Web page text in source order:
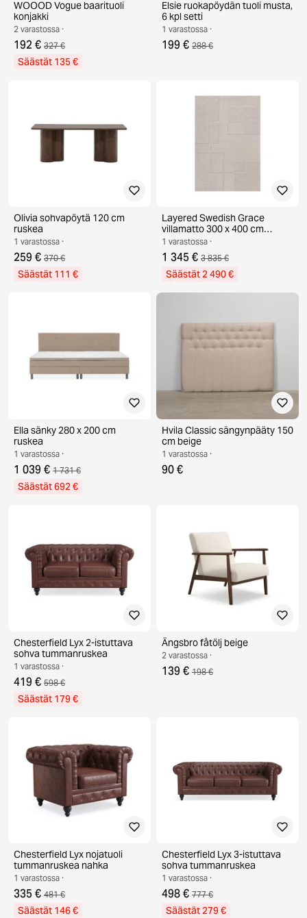
WOOOD Vogue baarituoli
konjakki
2 varastossa ·
192 € 327 €
Säästät 135 €
Elsie ruokapöydän tuoli musta,
6 kpl setti
1 varastossa ·
199 € 288 €
Olivia sohvapöytä 120 cm
ruskea
1 varastossa ·
259 € 370 €
Säästät 111 €
Layered Swedish Grace
villamatto 300 x 400 cm
Oatmeal
1 varastossa ·
1 345 € 3 835 €
Säästät 2 490 €
Ella sänky 280 x 200 cm
ruskea
1 varastossa ·
1 039 € 1 731 €
Säästät 692 €
Hvila Classic sängynpääty 150
cm beige
1 varastossa ·
90 €
Chesterfield Lyx 2-istuttava
sohva tummanruskea
1 varastossa ·
419 € 598 €
Säästät 179 €
Ängsbro fåtölj beige
2 varastossa ·
139 € 198 €
Chesterfield Lyx nojatuoli
tummanruskea nahka
1 varastossa ·
335 € 481 €
Säästät 146 €
Chesterfield Lyx 3-istuttava
sohva tummanruskea
1 varastossa ·
498 € 777 €
Säästät 279 €